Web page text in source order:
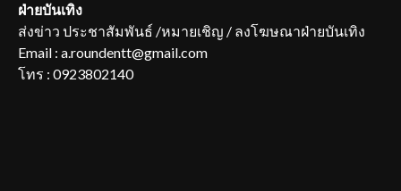
ฝ่ายบันเทิง
ส่งข่าว ประชาสัมพันธ์ /หมายเชิญ / ลงโฆษณาฝ่ายบันเทิง
Email : a.roundentt@gmail.com
โทร : 0923802140